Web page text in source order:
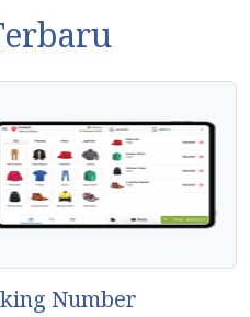
Number